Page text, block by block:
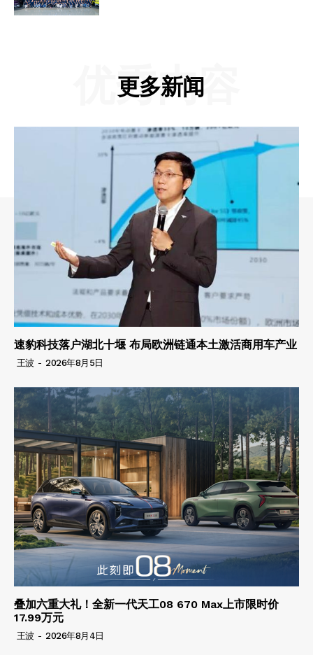
更多新闻
优秀内容
速豹科技落户湖北十堰 布局欧洲链通本土激活商用车产业
王波 - 2026年8月5日
叠加六重大礼！全新一代天工08 670 Max上市限时价
17.99万元
王波 - 2026年8月4日